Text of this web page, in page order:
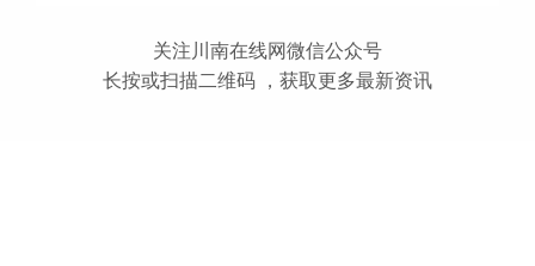
关注川南在线网微信公众号
长按或扫描二维码 ，获取更多最新资讯